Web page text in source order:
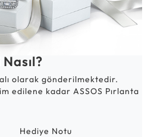
olarak gönderilmektedir.
edilene kadar ASSOS Pırlanta
Hediye Notu